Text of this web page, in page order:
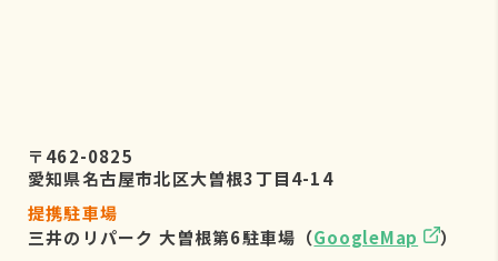
〒462-0825
愛知県名古屋市北区大曽根3丁目4-14
提携駐車場
三井のリパーク 大曽根第6駐車場（GoogleMap
）